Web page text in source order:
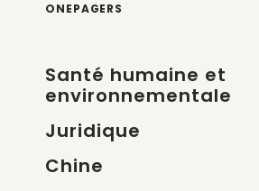
ONEPAGERS
Santé humaine et
environnementale
Juridique
Chine